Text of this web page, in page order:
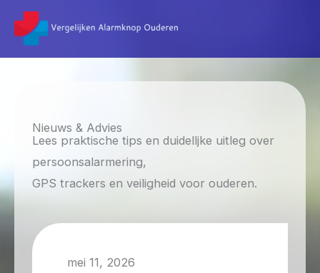
naar
Nieuws & Advies
Lees praktische tips en duidelljke uitleg over
persoonsalarmering,
GPS trackers en veiligheid voor ouderen.
mei 11, 2026